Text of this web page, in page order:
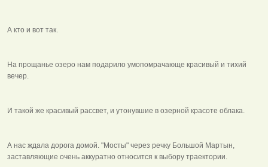
А кто и вот так.
На прощанье озеро нам подарило умопомрачающе красивый и тихий
вечер.
И такой же красивый рассвет, и утонувшие в озерной красоте облака.
А нас ждала дорога домой. "Мосты" через речку Большой Мартын,
заставляющие очень аккуратно относится к выбору траектории.